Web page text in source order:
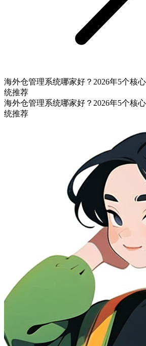
海外仓管理系统哪家好？2026年5个核
统推荐
海外仓管理系统哪家好？2026年5个核
统推荐